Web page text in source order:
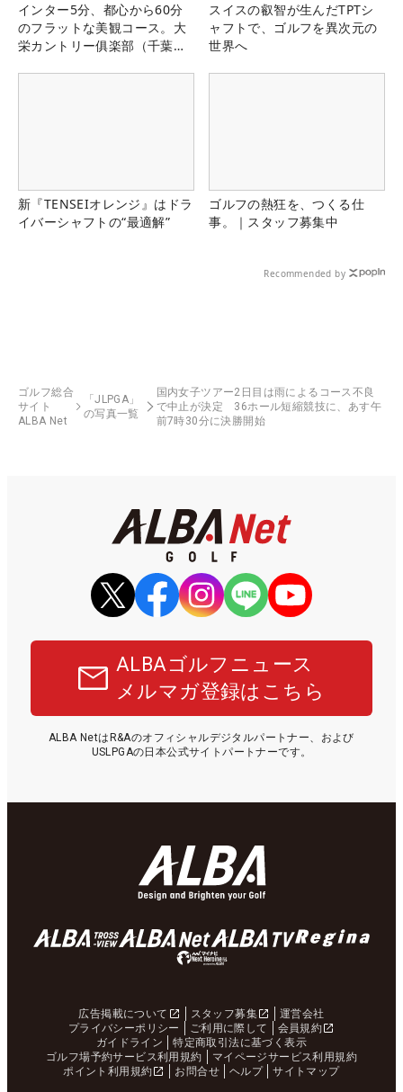
インター5分、都心から60分
のフラットな美観コース。大
栄カントリー俱楽部（千葉
スイスの叡智が生んだTPTシ
ャフトで、ゴルフを異次元の
世界へ
新『TENSEIオレンジ』はドラ
イバーシャフトの“最適解”
ゴルフの熱狂を、つくる仕
事。｜スタッフ募集中
Recommended by
ゴルフ総合
サイト
ALBA Net
「JLPGA」
の写真一覧
国内女子ツアー2日目は雨によるコース不良
で中止が決定 36ホール短縮競技に、あす午
前7時30分に決勝開始
ALBAゴルフニュース
メルマガ登録はこちら
ALBA NetはR&Aのオフィシャルデジタルパートナー、および
USLPGAの日本公式サイトパートナーです。
広告掲載について スタッフ募集
運営会社
プライバシーポリシー
ご利用に際して
会員規約
ガイドライン
特定商取引法に基づく表示
ゴルフ場予約サービス利用規約
マイページサービス利用規約
ポイント利用規約
お問合せ ヘルプ サイトマップ